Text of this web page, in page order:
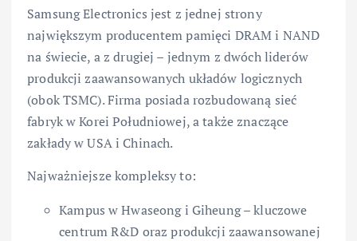
Samsung Electronics jest z jednej strony
największym producentem pamięci DRAM i NAND
na świecie, a z drugiej – jednym z dwóch liderów
produkcji zaawansowanych układów logicznych
(obok TSMC). Firma posiada rozbudowaną sieć
fabryk w Korei Południowej, a także znaczące
zakłady w USA i Chinach.
Najważniejsze kompleksy to:
Kampus w Hwaseong i Giheung – kluczowe
centrum R&D oraz produkcji zaawansowanej